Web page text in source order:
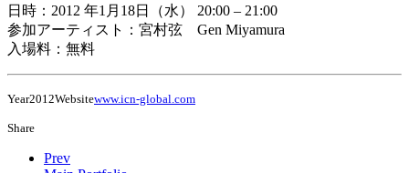
日時：2012 年1月18日（水） 20:00 – 21:00
参加アーティスト：宮村弦 Gen Miyamura
入場料：無料
Year2012Websitewww.icn-global.com
Share
Prev